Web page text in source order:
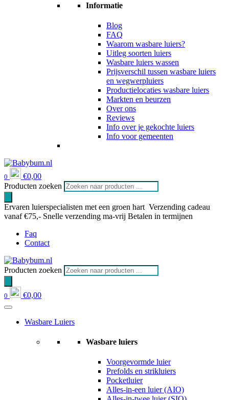
Informatie
Blog
FAQ
Waarom wasbare luiers?
Uitleg soorten luiers
Wasbare luiers wassen
Prijsverschil tussen wasbare luiers
en wegwerpluiers
Productielocaties wasbare luiers
Markten en beurzen
Over ons
Reviews
Info over je gekochte luiers
Info voor gemeenten
0 €0,00
Producten zoeken
Ervaren luierspecialisten met een groen hart Verzending cadeau
vanaf €75,- Snelle verzending ma-vrij Betalen in termijnen
Faq
Contact
Producten zoeken
0 €0,00
Wasbare Luiers
Wasbare luiers
Voorgevormde luier
Prefolds en strikluiers
Pocketluier
Alles-in-een luier (AIO)